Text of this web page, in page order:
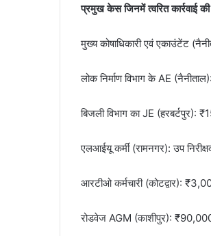
प्रमुख केस जिनमें त्वरित कार्रवाई
मुख्य कोषाधिकारी एवं एकाउंटेंट
लोक निर्माण विभाग के AE
बिजली विभाग का JE (हरबर्टपुर):
एलआईयू कर्मी (रामनगर): उप
आरटीओ कर्मचारी (कोटद्वार):
रोडवेज AGM (काशीपुर): ₹90,000